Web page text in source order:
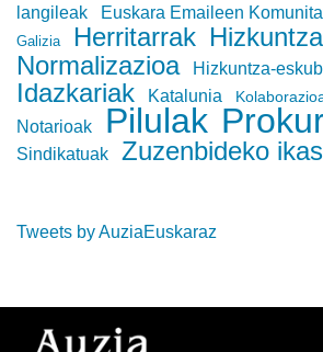
langileak
Euskara Emaileen
Galizia Herritarrak Hizkuntza
Normalizazioa
Hizkuntza-
Idazkariak Katalunia
Notarioak
Pilulak
Sindikatuak Zuzenbideko
Tweets by AuziaEuskaraz